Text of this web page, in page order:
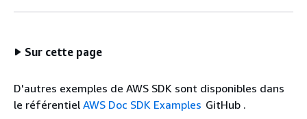
Sur cette page
D'autres exemples de AWS SDK sont disponibles dans
le référentiel AWS Doc SDK Examples GitHub .